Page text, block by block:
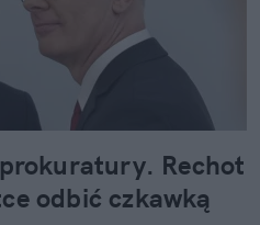
Rechot
odbić czkawką